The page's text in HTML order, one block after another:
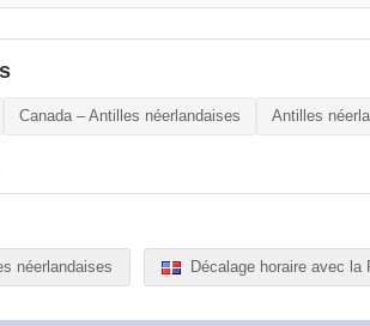
Canada – Antilles néerlandaises Antilles
néerlandaises Décalage horaire avec la